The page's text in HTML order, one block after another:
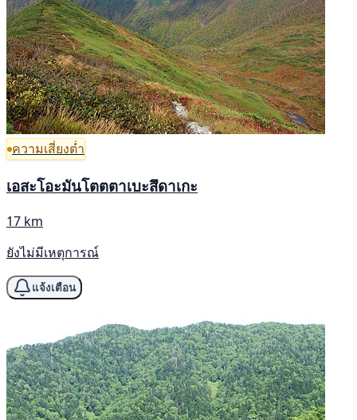
ความเสี่ยงต่ำ
เอสะโอะมันโตตตาเบะสึดาเกะ
17 km
ยังไม่มีเหตุการณ์
แจ้งเตือน